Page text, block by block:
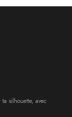
silhouette, avec